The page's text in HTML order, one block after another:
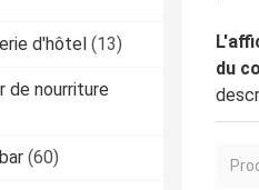
d'hôtel (13)
de nourriture
(60)
du